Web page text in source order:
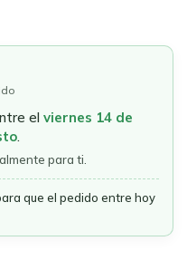
el viernes 14 de
.
para ti.
que el pedido entre hoy